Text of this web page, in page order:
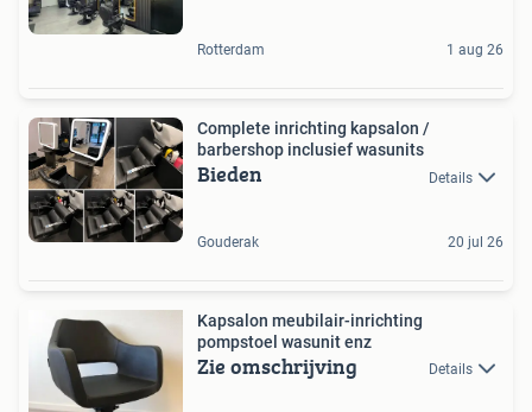
Rotterdam 1 aug 26
Complete inrichting kapsalon /
barbershop inclusief wasunits
Bieden Details
Gouderak 20 jul 26
Kapsalon meubilair-inrichting
pompstoel wasunit enz
Zie omschrijving Details